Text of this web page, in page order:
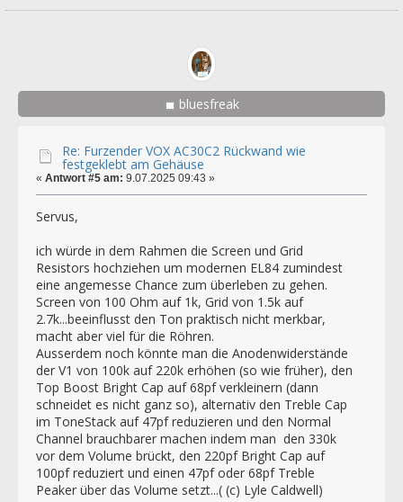
bluesfreak
Re: Furzender VOX AC30C2 Rückwand wie
festgeklebt am Gehäuse
« Antwort #5 am: 9.07.2025 09:43 »
Servus,
ich würde in dem Rahmen die Screen und Grid
Resistors hochziehen um modernen EL84 zumindest
eine angemesse Chance zum überleben zu gehen.
Screen von 100 Ohm auf 1k, Grid von 1.5k auf
2.7k...beeinflusst den Ton praktisch nicht merkbar,
macht aber viel für die Röhren.
Ausserdem noch könnte man die Anodenwiderstände
der V1 von 100k auf 220k erhöhen (so wie früher), den
Top Boost Bright Cap auf 68pf verkleinern (dann
schneidet es nicht ganz so), alternativ den Treble Cap
im ToneStack auf 47pf reduzieren und den Normal
Channel brauchbarer machen indem man den 330k
vor dem Volume brückt, den 220pf Bright Cap auf
100pf reduziert und einen 47pf oder 68pf Treble
Peaker über das Volume setzt...( (c) Lyle Caldwell)